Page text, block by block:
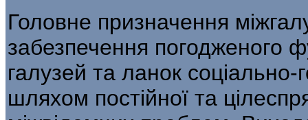
Головне призначення
забезпечення погодженого
галузей та ланок соціально-
шляхом постійної та